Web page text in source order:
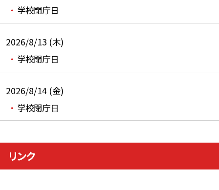
学校閉庁日
2026/8/13 (木)
学校閉庁日
2026/8/14 (金)
学校閉庁日
リンク